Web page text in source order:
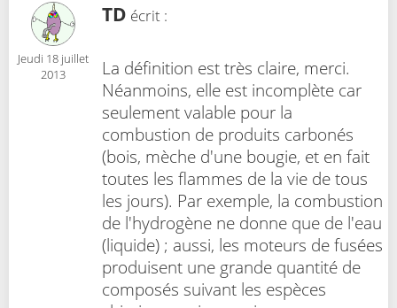
Jeudi 18 juillet
2013
TD écrit :
La définition est très claire, merci.
Néanmoins, elle est incomplète car
seulement valable pour la
combustion de produits carbonés
(bois, mèche d'une bougie, et en fait
toutes les flammes de la vie de tous
les jours). Par exemple, la combustion
de l'hydrogène ne donne que de l'eau
(liquide) ; aussi, les moteurs de fusées
produisent une grande quantité de
composés suivant les espèces